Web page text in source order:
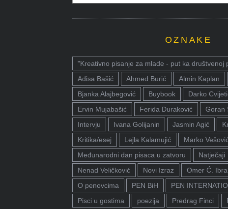
OZNAKE
"Kreativno pisanje za mlade - put ka društvenoj
Adisa Bašić
Ahmed Burić Almin Kaplan
Bjanka Alajbegović
Buybook Darko
Ervin Mujabašić
Ferida Duraković Goran
Intervju
Ivana Golijanin Jasmin Agić
Kritika/esej
Lejla Kalamujić Marko
Međunarodni dan pisaca u zatvoru
Natječaji
Nenad Veličković
Novi Izraz
Omer Ć.
O penovcima
PEN BiH
PEN
Pisci u gostima
poezija Predrag Finci